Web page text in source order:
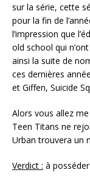
sur la série, cette
pour la fin de
l’impression que
old school qui
ainsi la suite de
ces dernières
et Giffen, Suicide
Alors vous allez
Teen Titans ne
Urban trouvera un
Verdict : à